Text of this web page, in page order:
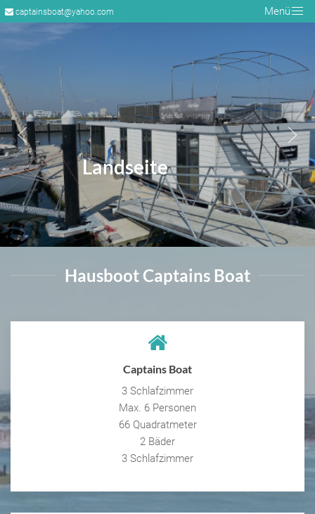
captainsboat@yahoo.com Menü
Landseite
Hausboot Captains Boat
Captains Boat
3 Schlafzimmer
Max. 6 Personen
66 Quadratmeter
2 Bäder
3 Schlafzimmer